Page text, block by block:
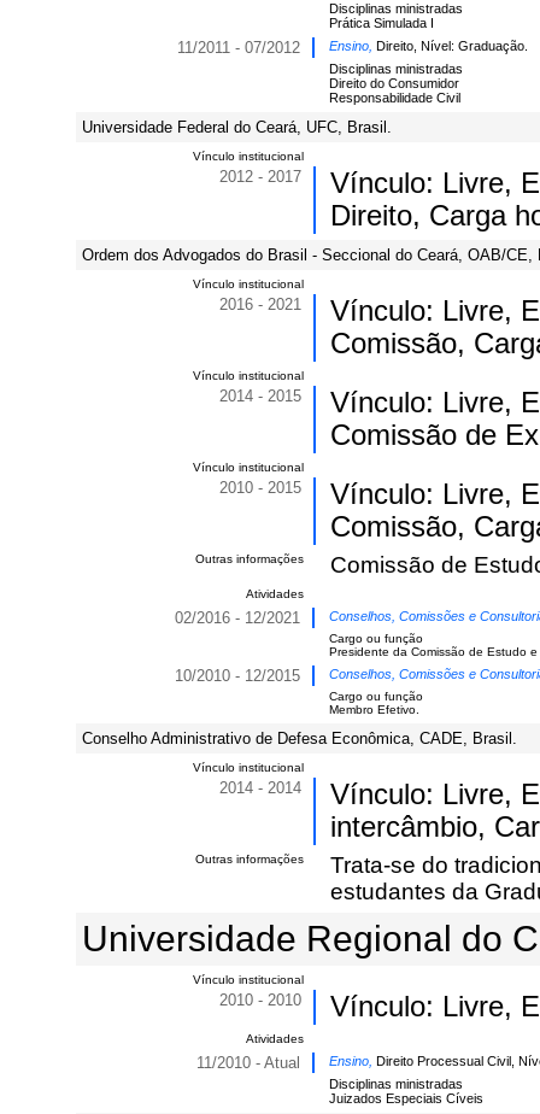
Disciplinas ministradas
Prática Simulada I
11/2011 - 07/2012 Ensino, Direito, Nível: Graduação.
Disciplinas ministradas
Direito do Consumidor
Responsabilidade Civil
Universidade Federal do Ceará, UFC, Brasil.
Vínculo institucional
2012 - 2017
Vínculo: Livre,
Direito, Carga
Ordem dos Advogados do Brasil - Seccional do Ceará, OAB/CE,
Vínculo institucional
2016 - 2021
Vínculo: Livre,
Comissão,
Vínculo institucional
2014 - 2015
Vínculo: Livre,
Comissão de
Vínculo institucional
2010 - 2015
Vínculo: Livre,
Comissão,
Outras informações Comissão de
Atividades
02/2016 - 12/2021 Conselhos, Comissões e
Cargo ou função
Presidente da Comissão de Estudo
10/2010 - 12/2015 Conselhos, Comissões e
Cargo ou função
Membro Efetivo.
Conselho Administrativo de Defesa Econômica, CADE, Brasil.
Vínculo institucional
2014 - 2014
Vínculo: Livre,
intercâmbio,
Outras informações
Trata-se do
estudantes da
Universidade Regional do
Vínculo institucional
2010 - 2010 Vínculo: Livre,
Atividades
11/2010 - Atual Ensino, Direito Processual Civil,
Disciplinas ministradas
Juizados Especiais Cíveis